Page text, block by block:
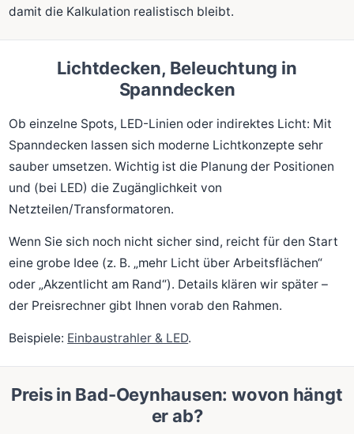
damit die Kalkulation realistisch bleibt.
Lichtdecken, Beleuchtung in
Spanndecken
Ob einzelne Spots, LED-Linien oder indirektes Licht: Mit
Spanndecken lassen sich moderne Lichtkonzepte sehr
sauber umsetzen. Wichtig ist die Planung der Positionen
und (bei LED) die Zugänglichkeit von
Netzteilen/Transformatoren.
Wenn Sie sich noch nicht sicher sind, reicht für den Start
eine grobe Idee (z. B. „mehr Licht über Arbeitsflächen“
oder „Akzentlicht am Rand“). Details klären wir später –
der Preisrechner gibt Ihnen vorab den Rahmen.
Beispiele: Einbaustrahler & LED.
Preis in Bad-Oeynhausen: wovon hängt
er ab?